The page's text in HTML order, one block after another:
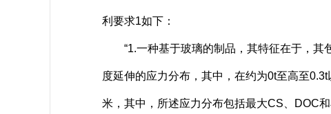
利要求1如下：
“1.一种基于玻璃的制品，其特征在于，其
度延伸的应力分布，其中，在约为0t至高至
米，其中，所述应力分布包括最大CS、DOC